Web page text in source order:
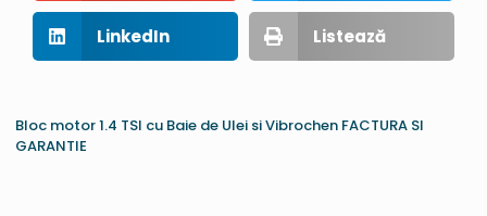
LinkedIn Listează
Bloc motor 1.4 TSI cu Baie de Ulei si Vibrochen FACTURA SI
GARANTIE